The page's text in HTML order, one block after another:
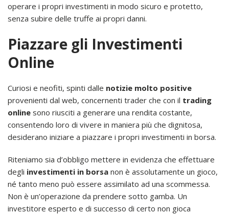
operare i propri investimenti in modo sicuro e protetto,
senza subire delle truffe ai propri danni.
Piazzare gli Investimenti
Online
Curiosi e neofiti, spinti dalle notizie molto positive
provenienti dal web, concernenti trader che con il trading
online sono riusciti a generare una rendita costante,
consentendo loro di vivere in maniera più che dignitosa,
desiderano iniziare a piazzare i propri investimenti in borsa.
Riteniamo sia d’obbligo mettere in evidenza che effettuare
degli investimenti in borsa non è assolutamente un gioco,
né tanto meno può essere assimilato ad una scommessa.
Non è un’operazione da prendere sotto gamba. Un
investitore esperto e di successo di certo non gioca